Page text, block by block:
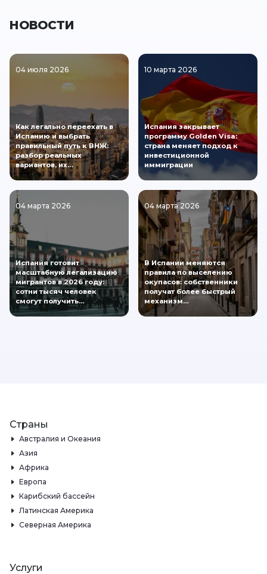
НОВОСТИ
04 июля 2026
Как легально переехать в
Испанию и выбрать
правильный путь к ВНЖ:
разбор реальных
вариантов, их…
10 марта 2026
Испания закрывает
программу Golden Visa:
страна меняет подход к
инвестиционной
иммиграции
04 марта 2026
Испания готовит
масштабную легализацию
мигрантов в 2026 году:
сотни тысяч человек
смогут получить…
04 марта 2026
В Испании меняются
правила по выселению
окупасов: собственники
получат более быстрый
механизм…
Страны
Австралия и Океания
Азия
Африка
Европа
Карибский бассейн
Латинская Америка
Северная Америка
Услуги